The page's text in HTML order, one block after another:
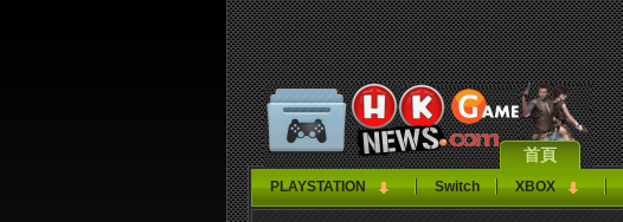
首頁
PLAYSTATION Switch XBOX